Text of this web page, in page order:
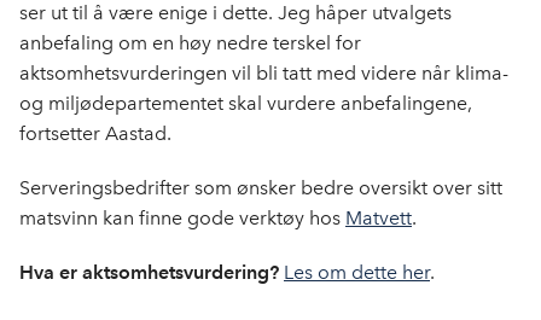
ser ut til å være enige i dette. Jeg håper utvalgets
anbefaling om en høy nedre terskel for
aktsomhetsvurderingen vil bli tatt med videre når klima-
og miljødepartementet skal vurdere anbefalingene,
fortsetter Aastad.
Serveringsbedrifter som ønsker bedre oversikt over sitt
matsvinn kan finne gode verktøy hos Matvett.
Hva er aktsomhetsvurdering? Les om dette her.